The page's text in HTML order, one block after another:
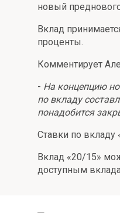
Отличная
Фиксируй доход
Новый старт
Валютный плюс
Онлайн
Потребительский
Все кредиты
СБПей
Mir Pay
Госуслуги
Регистрация в ЕБС
Удаленная
Мобильное
Подтверждение
Все сервисы
новый
Вклад
проценты.
Комментирует
- На концепцию
по вкладу
понадобится
Ставки по вкладу
Вклад «20/15»
доступным